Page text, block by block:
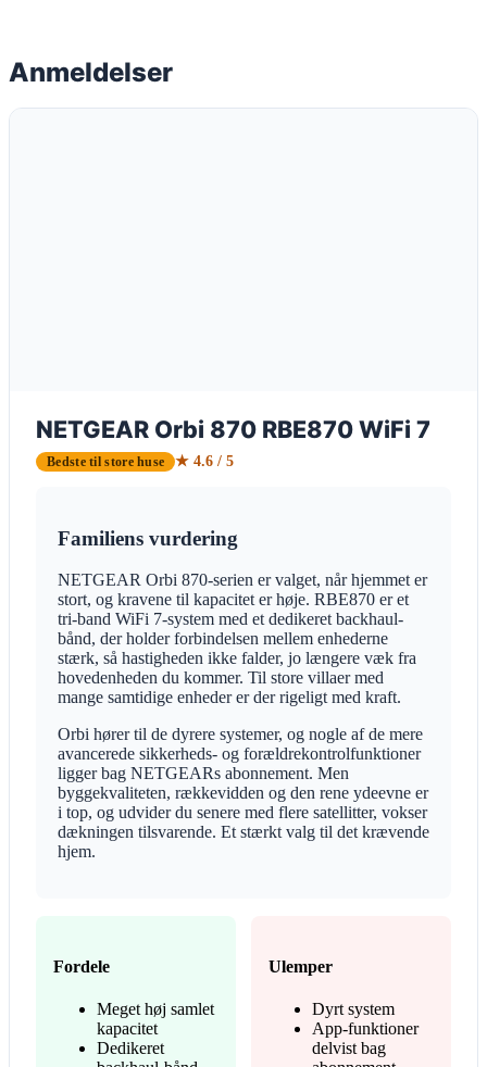
Anmeldelser
NETGEAR Orbi 870 RBE870 WiFi 7
Bedste til store huse ★ 4.6 / 5
Familiens vurdering
NETGEAR Orbi 870-serien er valget, når hjemmet er
stort, og kravene til kapacitet er høje. RBE870 er et
tri-band WiFi 7-system med et dedikeret backhaul-
bånd, der holder forbindelsen mellem enhederne
stærk, så hastigheden ikke falder, jo længere væk fra
hovedenheden du kommer. Til store villaer med
mange samtidige enheder er der rigeligt med kraft.
Orbi hører til de dyrere systemer, og nogle af de mere
avancerede sikkerheds- og forældrekontrolfunktioner
ligger bag NETGEARs abonnement. Men
byggekvaliteten, rækkevidden og den rene ydeevne er
i top, og udvider du senere med flere satellitter, vokser
dækningen tilsvarende. Et stærkt valg til det krævende
hjem.
Fordele
Meget høj samlet
kapacitet
Dedikeret
Ulemper
Dyrt system
App-funktioner
delvist bag